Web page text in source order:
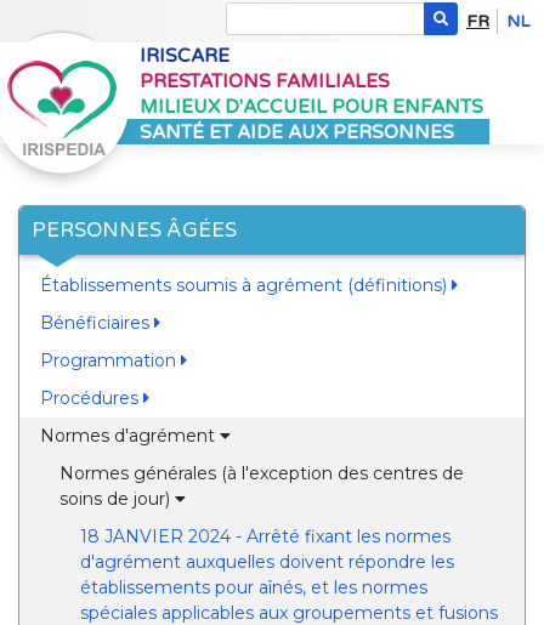
FR NL
IRISCARE
PRESTATIONS FAMILIALES
MILIEUX D'ACCUEIL POUR ENFANTS
SANTÉ ET AIDE AUX PERSONNES
PERSONNES ÂGÉES
Établissements soumis à agrément (définitions)
Bénéficiaires
Programmation
Procédures
Normes d'agrément
Normes générales (à l'exception des centres de
soins de jour)
18 JANVIER 2024 - Arrêté fixant les normes
d'agrément auxquelles doivent répondre les
établissements pour aînés, et les normes
spéciales applicables aux groupements et fusions